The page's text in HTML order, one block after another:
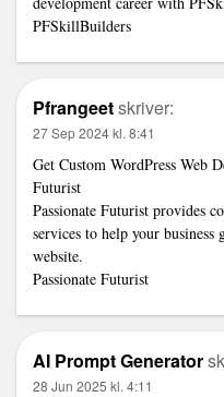
PFSkillBuilders
Pfrangeetskriver:
27 Sep 2024 kl. 8:41
Get Custom WordPress Web
Futurist
Passionate Futurist provides
services to help your
website.
Passionate Futurist
AI Prompt Generator
28 Jun 2025 kl. 4:11